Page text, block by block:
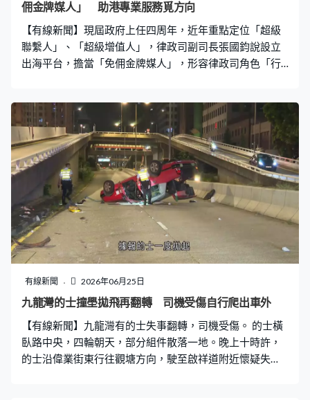
佣金牌媒人」 助港專業服務覓方向
【有線新聞】現屆政府上任四周年，近年重點定位「超級
聯繫人」、「超級增值人」，律政司副司長張國鈞說設立
出海平台，擔當「免佣金牌媒人」，形容律政司角色「行
的關鍵詞，平台4月發布首份服務提供者名冊，「很多企業
都想來香港找幫手出海，但來到香港出海找哪位律師懂得
做、有經驗？留意到經常看手提電話，特別看微信、內地
群組、網上傳很多香港十大律師樓、十大出海律師樓，下
面的名字我也不認識，甚至做這行一看根本它沒有做出
海。」 律政司推出的《名冊》今年內會再更新，他說收錄
過程公開透明，包括檢視過服務提供者的往績，獲律政司
盡職審查，亦有除名機制，形容律政司「行前一步」。張
國鈞：「安全到加零一就是給你法律清單你自己思考，結
果無法幫手，這是過去的情況，對我最安全，一定戴頭盔
一定無事。但對專業服務而言，對企業毫無幫助。」 平台
下月出版第二輯《出海成功案例實錄》，覆蓋12個法律服
務範疇，收錄案例由50多個增至逾160個。張國鈞：「我
是免費的中介人、免費的金牌媒人。如果未來離開政府在
外邊再從事律師時，也會利用這個平台宣傳
有線新聞 2026年06月25日
九龍灣的士撞壆拋飛再翻轉 司機受傷自行爬出車外
【有線新聞】九龍灣有的士失事翻轉，司機受傷。 的士橫
臥路中央，四輪朝天，部分組件散落一地。晚上十時許，
的士沿偉業街東行往觀塘方向，駛至啟祥道附近懷疑失